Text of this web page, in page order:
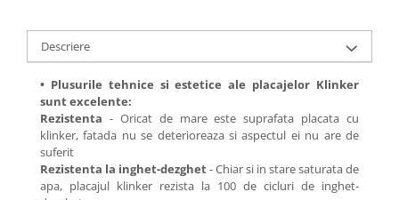
Descriere
• Plusurile tehnice si estetice ale placajelor Klinker
sunt excelente:
Rezistenta - Oricat de mare este suprafata placata cu
klinker, fatada nu se deterioreaza si aspectul ei nu are de
suferit
Rezistenta la inghet-dezghet- Chiar si in stare saturata de
apa, placajul klinker rezista la 100 de cicluri de inghet-